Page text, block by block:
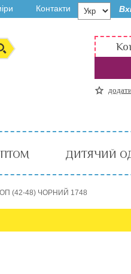
Контакти
ДИТЯЧИЙ
(42-48) ЧОРНИЙ 1748